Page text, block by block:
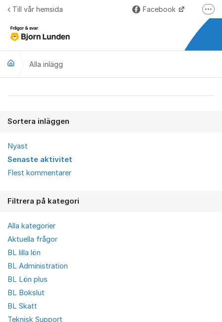
Hoppa till innehåll
Till vår hemsida Facebook
Alla inlägg
Sortera inläggen
Nyast
Senaste aktivitet
Flest kommentarer
Filtrera på kategori
Alla kategorier
Aktuella frågor
BL lilla lön
BL Administration
BL Lön plus
BL Bokslut
BL Skatt
Teknisk Support